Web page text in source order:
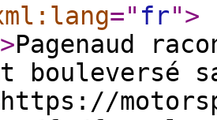
=" fr">
>Pagenaud
bouleversé
https://